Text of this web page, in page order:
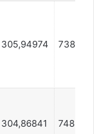
305,94974 738253
304,86841 748897